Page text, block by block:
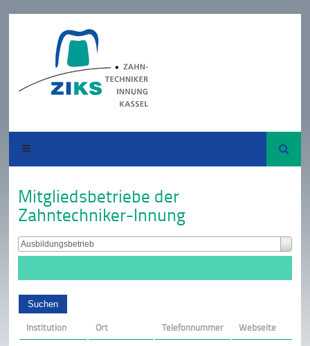
Suche
Mitgliedsbetriebe der
Zahntechniker-Innung
Ausbildungsbetrieb
Institution Ort Telefonnummer Webseite